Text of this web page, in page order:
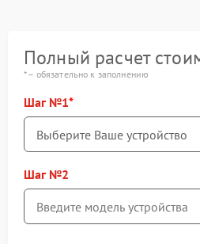
Полный расчет
* – обязательно к заполнению
Шаг №1
Шаг №2